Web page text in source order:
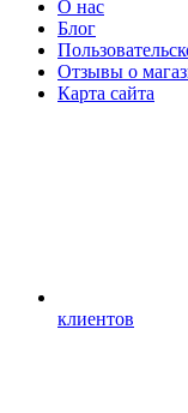
О нас
Блог
Отзывы о
Карта сайта
клиентов